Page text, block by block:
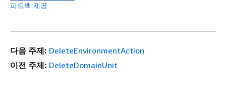
피드백 제공
다음 주제: DeleteEnvironmentAction
이전 주제: DeleteDomainUnit